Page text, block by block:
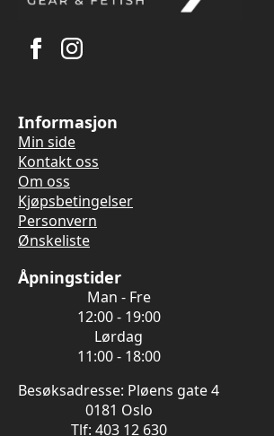
Informasjon
Min side
Kontakt oss
Om oss
Kjøpsbetingelser
Personvern
Ønskeliste
Åpningstider
Man - Fre
12:00 - 19:00
Lørdag
11:00 - 18:00
Besøksadresse: Pløens gate 4
0181 Oslo
Tlf: 403 12 630